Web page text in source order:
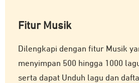
Fitur Musik
Dilengkapi dengan fitur Musik
menyimpan 500 hingga 1000
serta dapat Unduh lagu dan